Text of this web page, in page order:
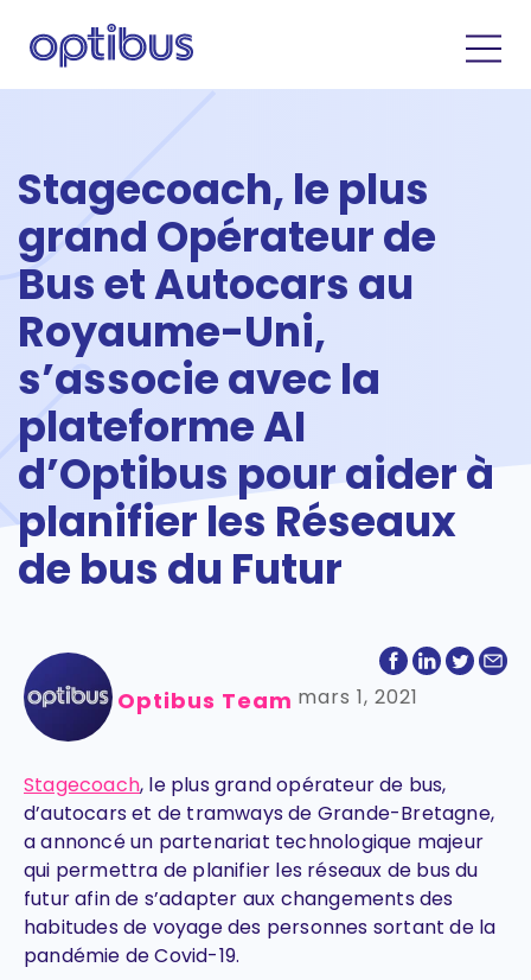
Stagecoach, le plus
grand Opérateur de
Bus et Autocars au
Royaume-Uni,
s’associe avec la
plateforme AI
d’Optibus pour aider à
planifier les Réseaux
de bus du Futur
Optibus Team mars 1, 2021
Stagecoach, le plus grand opérateur de bus,
d’autocars et de tramways de Grande-Bretagne,
a annoncé un partenariat technologique majeur
qui permettra de planifier les réseaux de bus du
futur afin de s’adapter aux changements des
habitudes de voyage des personnes sortant de la
pandémie de Covid-19.